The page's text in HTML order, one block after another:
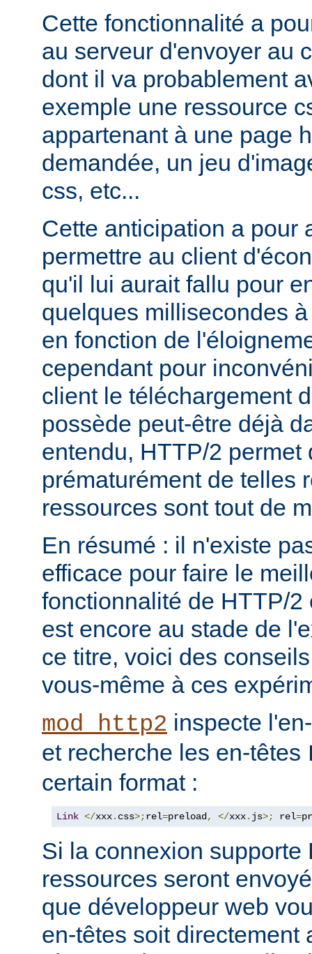
Cette fonctionnalité a
au serveur d'envoyer au
dont il va probablement
exemple une ressource
appartenant à une page
demandée, un jeu
css, etc...
Cette anticipation a pour
permettre au client
qu'il lui aurait fallu pour
quelques millisecondes
en fonction de
cependant pour
client le téléchargement
possède peut-être déjà
entendu, HTTP/2 permet
prématurément de telles
ressources sont tout de
En résumé : il n'existe
efficace pour faire le
fonctionnalité de HTTP/2
est encore au stade de
ce titre, voici des
vous-même à ces
mod_http2 inspecte
et recherche les en-têtes
certain format :
Link </xxx. css>;rel=preload, </xxx. js>; rel=
Si la connexion supporte
ressources seront
que développeur web
en-têtes soit directement